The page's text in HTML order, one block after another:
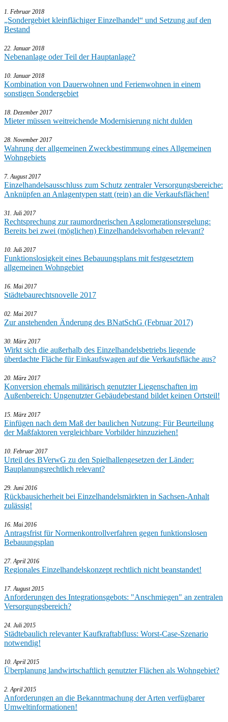
1. Februar 2018
„Sondergebiet kleinflächiger Einzelhandel“ und Setzung auf den
Bestand
22. Januar 2018
Nebenanlage oder Teil der Hauptanlage?
10. Januar 2018
Kombination von Dauerwohnen und Ferienwohnen in einem
sonstigen Sondergebiet
18. Dezember 2017
Mieter müssen weitreichende Modernisierung nicht dulden
28. November 2017
Wahrung der allgemeinen Zweckbestimmung eines Allgemeinen
Wohngebiets
7. August 2017
Einzelhandelsausschluss zum Schutz zentraler Versorgungsbereiche:
Anknüpfen an Anlagentypen statt (rein) an die Verkaufsflächen!
31. Juli 2017
Rechtsprechung zur raumordnerischen Agglomerationsregelung:
Bereits bei zwei (möglichen) Einzelhandelsvorhaben relevant?
10. Juli 2017
Funktionslosigkeit eines Bebauungsplans mit festgesetztem
allgemeinen Wohngebiet
16. Mai 2017
Städtebaurechtsnovelle 2017
02. Mai 2017
Zur anstehenden Änderung des BNatSchG (Februar 2017)
30. März 2017
Wirkt sich die außerhalb des Einzelhandelsbetriebs liegende
überdachte Fläche für Einkaufswagen auf die Verkaufsfläche aus?
20. März 2017
Konversion ehemals militärisch genutzter Liegenschaften im
Außenbereich: Ungenutzter Gebäudebestand bildet keinen Ortsteil!
15. März 2017
Einfügen nach dem Maß der baulichen Nutzung: Für Beurteilung
der Maßfaktoren vergleichbare Vorbilder hinzuziehen!
10. Februar 2017
Urteil des BVerwG zu den Spielhallengesetzen der Länder:
Bauplanungsrechtlich relevant?
29. Juni 2016
Rückbausicherheit bei Einzelhandelsmärkten in Sachsen-Anhalt
zulässig!
16. Mai 2016
Antragsfrist für Normenkontrollverfahren gegen funktionslosen
Bebauungsplan
27. April 2016
Regionales Einzelhandelskonzept rechtlich nicht beanstandet!
17. August 2015
Anforderungen des Integrationsgebots: "Anschmiegen" an zentralen
Versorgungsbereich?
24. Juli 2015
Städtebaulich relevanter Kaufkraftabfluss: Worst-Case-Szenario
notwendig!
10. April 2015
Überplanung landwirtschaftlich genutzter Flächen als Wohngebiet?
2. April 2015
Anforderungen an die Bekanntmachung der Arten verfügbarer
Umweltinformationen!